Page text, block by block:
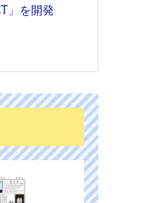
」を開発